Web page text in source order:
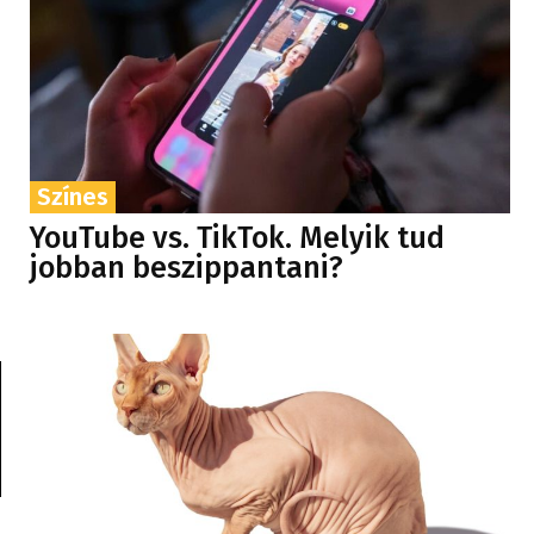
Színes
YouTube vs. TikTok. Melyik tud
jobban beszippantani?